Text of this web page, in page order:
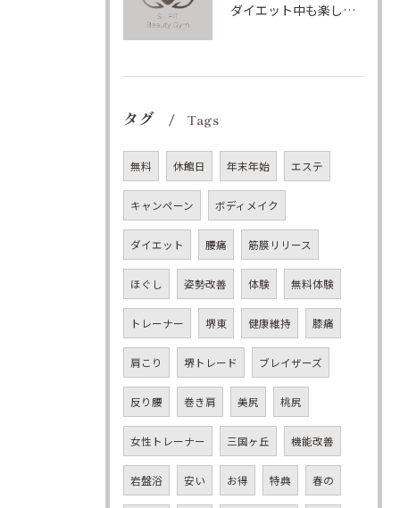
ダイエット中も楽しめる堺東駅ヘルシーメニュー徹底解説
タグ Tags
無料 休館日 年末年始 エステ
キャンペーン ボディメイク
ダイエット 腰痛 筋膜リリース
ほぐし 姿勢改善 体験 無料体験
トレーナー 堺東 健康維持 膝痛
肩こり 堺トレード ブレイザーズ
反り腰 巻き肩 美尻 桃尻
女性トレーナー 三国ヶ丘 機能改善
岩盤浴 安い お得 特典 春の